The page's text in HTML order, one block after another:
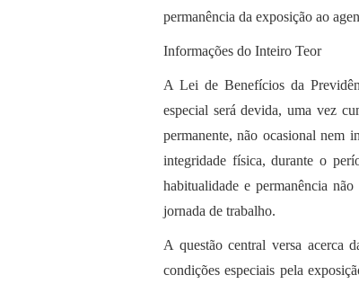
permanência da exposição ao
Informações do Inteiro Teor
A Lei de Benefícios da
especial será devida, uma vez
permanente, não ocasional nem
integridade física, durante o
habitualidade e permanência
jornada de trabalho.
A questão central versa acerca
condições especiais pela